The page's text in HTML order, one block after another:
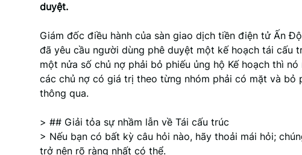
duyệt.
Giám đốc điều hành của sàn giao dịch tiền điện tử Ấn
đã yêu cầu người dùng phê duyệt một kế hoạch tái cấu
một nửa số chủ nợ phải bỏ phiếu ủng hộ Kế hoạch thì
các chủ nợ có giá trị theo từng nhóm phải có mặt và bỏ
thông qua.
> ## Giải tỏa sự nhầm lẫn về Tái cấu trúc
> Nếu bạn có bất kỳ câu hỏi nào, hãy thoải mái hỏi;
trở nên rõ ràng nhất có thể.